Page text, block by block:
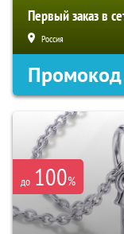
Первый заказ в
Россия
Промокод
до 100%